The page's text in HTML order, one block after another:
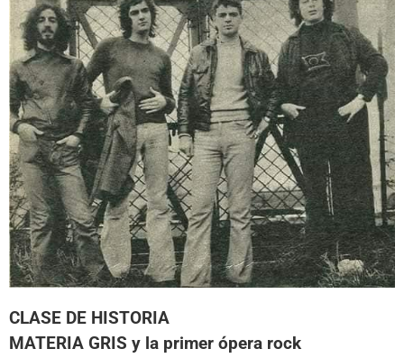
CLASE DE HISTORIA
MATERIA GRIS y la primer ópera rock